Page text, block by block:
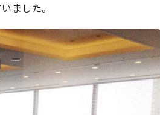
ました。